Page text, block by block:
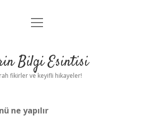
Anasayfa
Yasal Uyarı
menüyü
Bilgi Esintisi
fikirler ve keyifli hikayeler!
ne yapılır